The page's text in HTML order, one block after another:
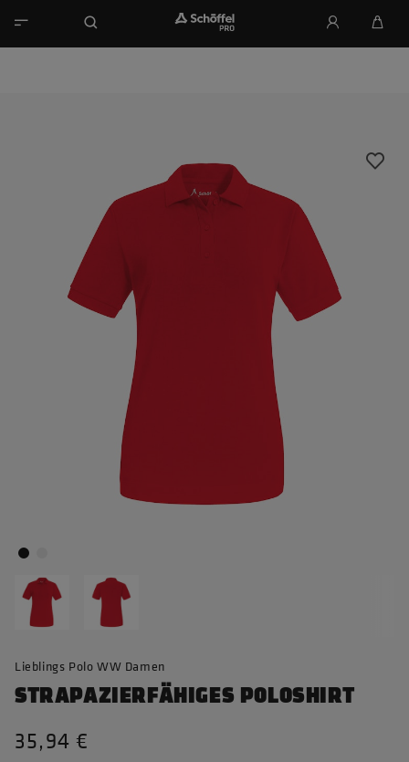
Lieblings Polo WW Damen
STRAPAZIERFÄHIGES POLOSHIRT
35,94 €